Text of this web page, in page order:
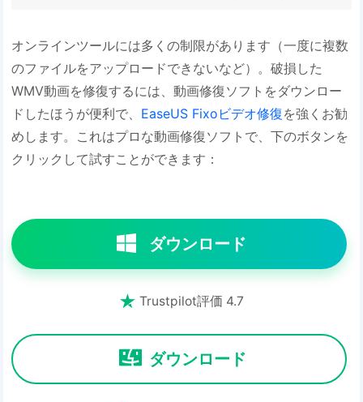
オンラインツールには多くの制限があります（一度に複数
のファイルをアップロードできないなど）。破損した
WMV動画を修復するには、動画修復ソフトをダウンロー
ドしたほうが便利で、 EaseUS Fixoビデオ修復を強くお勧
めします。これはプロな動画修復ソフトで、下のボタンを
クリックして試すことができます：
ダウンロード
 Trustpilot評価 4.7
ダウンロード